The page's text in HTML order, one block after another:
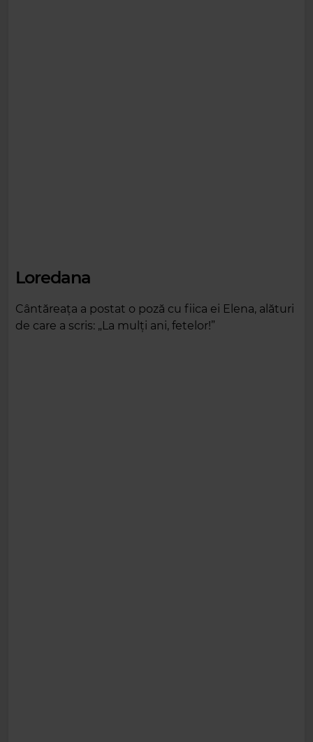
Loredana
Cântăreața a postat o poză cu fiica ei Elena, alături
de care a scris: „La mulți ani, fetelor!”